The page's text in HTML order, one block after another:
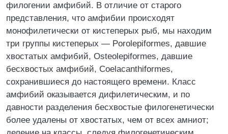
филогении амфибий. В отличие от старого
представления, что амфибии происходят
монофилетически от кистеперых рыб, мы находим
три группы кистеперых — Porolepiformes, давшие
хвостатых амфибий, Osteolepiformes, давшие
бесхвостых амфибий, Coelacanthiformes,
сохранившиеся до настоящего времени. Класс
амфибий оказывается дифилетическим, и по
давности разделения бесхвостые филогенетически
более удалены от хвостатых, чем от всех амниот;